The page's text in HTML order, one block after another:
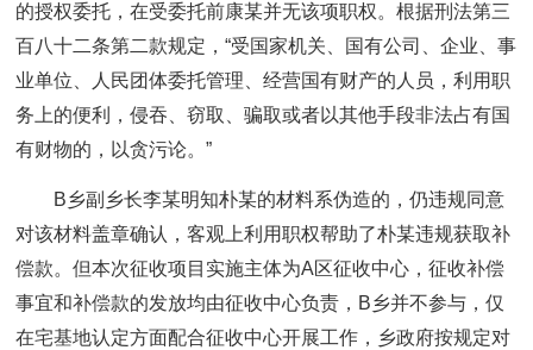
的授权委托，在受委托前康某并无该项职权。根据刑法第三
百八十二条第二款规定，“受国家机关、国有公司、企业、事
业单位、人民团体委托管理、经营国有财产的人员，利用职
务上的便利，侵吞、窃取、骗取或者以其他手段非法占有国
有财物的，以贪污论。”
B乡副乡长李某明知朴某的材料系伪造的，仍违规同意
对该材料盖章确认，客观上利用职权帮助了朴某违规获取补
偿款。但本次征收项目实施主体为A区征收中心，征收补偿
事宜和补偿款的发放均由征收中心负责，B乡并不参与，仅
在宅基地认定方面配合征收中心开展工作，乡政府按规定对